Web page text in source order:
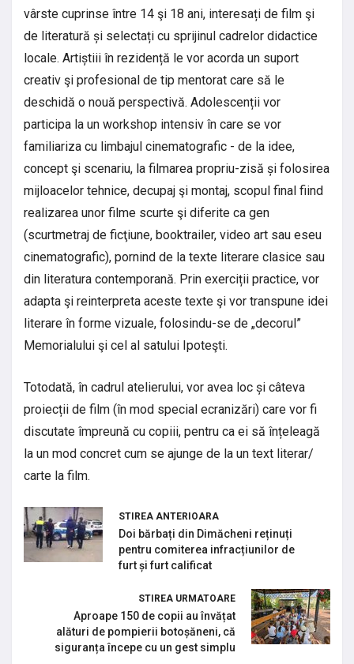
vârste cuprinse între 14 şi 18 ani, interesați de film şi
de literatură și selectați cu sprijinul cadrelor didactice
locale. Artiștiii în rezidență le vor acorda un suport
creativ şi profesional de tip mentorat care să le
deschidă o nouă perspectivă. Adolescenții vor
participa la un workshop intensiv în care se vor
familiariza cu limbajul cinematografic - de la idee,
concept şi scenariu, la filmarea propriu-zisă și folosirea
mijloacelor tehnice, decupaj şi montaj, scopul final fiind
realizarea unor filme scurte şi diferite ca gen
(scurtmetraj de ficţiune, booktrailer, video art sau eseu
cinematografic), pornind de la texte literare clasice sau
din literatura contemporană. Prin exerciții practice, vor
adapta şi reinterpreta aceste texte şi vor transpune idei
literare în forme vizuale, folosindu-se de „decorul”
Memorialului şi cel al satului Ipoteşti.
Totodată, în cadrul atelierului, vor avea loc și câteva
proiecții de film (în mod special ecranizări) care vor fi
discutate împreună cu copiii, pentru ca ei să înțeleagă
la un mod concret cum se ajunge de la un text literar/
carte la film.
STIREA ANTERIOARA
Doi bărbați din Dimăcheni reținuți
pentru comiterea infracțiunilor de
furt și furt calificat
STIREA URMATOARE
Aproape 150 de copii au învățat
alături de pompierii botoșăneni, că
siguranța începe cu un gest simplu